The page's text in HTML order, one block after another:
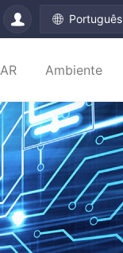
Português
Ambiente